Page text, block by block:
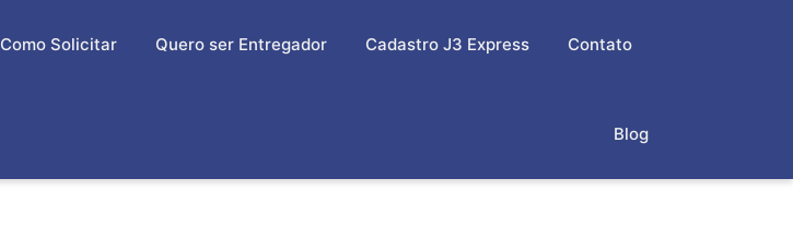
Como Solicitar Quero ser Entregador Cadastro J3 Express Contato
Blog